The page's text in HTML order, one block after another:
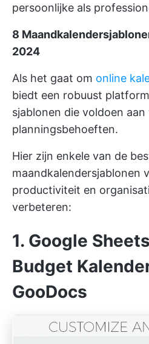
persoonlijke als
8
2024
Als het gaat om online
biedt een robuust
sjablonen die voldoen
planningsbehoeften.
Hier zijn enkele van de
maandkalendersjablonen
productiviteit en
verbeteren:
1. Google
Budget
GooDocs